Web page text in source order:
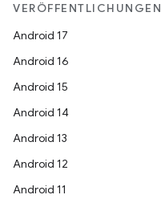
VERÖFFENTLICHUNGEN
Android 17
Android 16
Android 15
Android 14
Android 13
Android 12
Android 11